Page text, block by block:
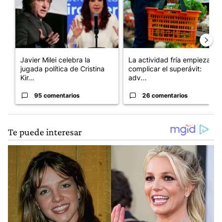
Javier Milei celebra la
jugada política de Cristina
Kir...
95 comentarios
La actividad fría empieza a
complicar el superávit:
adv...
26 comentarios